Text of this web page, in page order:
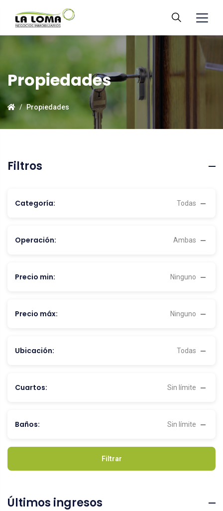
Propiedades
Propiedades
Filtros
Categoría: Todas
Operación: Ambas
Precio min: Ninguno
Precio máx: Ninguno
Ubicación: Todas
Cuartos: Sin límite
Baños: Sin límite
Filtrar
Últimos ingresos